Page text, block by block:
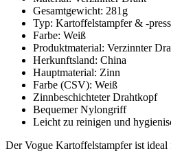
Gesamtgewicht: 281g
Typ: Kartoffelstampfer & -
Farbe: Weiß
Produktmaterial: Verzinnter
Herkunftsland: China
Hauptmaterial: Zinn
Farbe (CSV): Weiß
Zinnbeschichteter Drahtkopf
Bequemer Nylongriff
Leicht zu reinigen und
Der Vogue Kartoffelstampfer ist